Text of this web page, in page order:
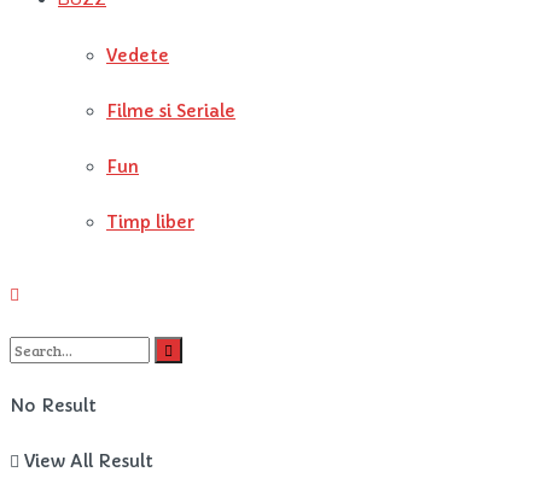
Vedete
Filme si Seriale
Fun
Timp liber
No Result
View All Result